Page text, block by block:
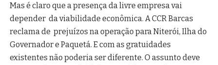
Mas é claro que a presença da livre empresa vai
depender da viabilidade econômica. A CCR Barcas
reclama de prejuízos na operação para Niterói, Ilha do
Governador e Paquetá. E com as gratuidades
existentes não poderia ser diferente. O assunto deve